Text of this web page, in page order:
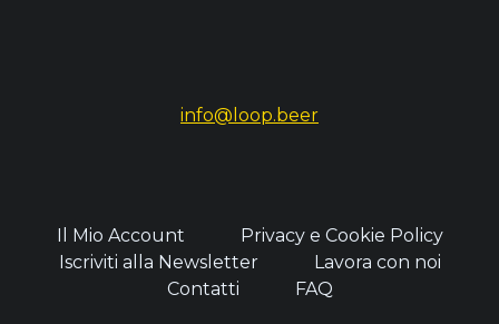
info@loop.beer
Il Mio Account
Privacy e Cookie Policy
Iscriviti alla Newsletter
Lavora con noi
Contatti
FAQ